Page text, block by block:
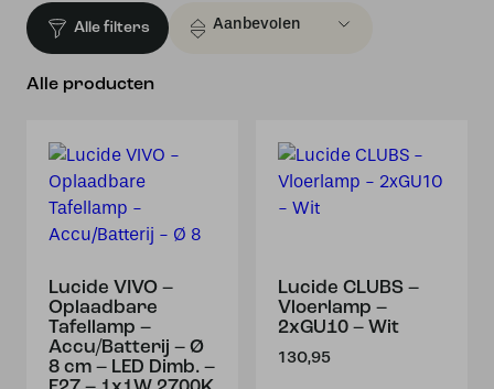
Alle filters
Alle producten
Lucide VIVO –
Oplaadbare
Tafellamp –
Accu/Batterij – Ø
8 cm – LED Dimb. –
Lucide CLUBS –
Vloerlamp –
2xGU10 – Wit
130,95